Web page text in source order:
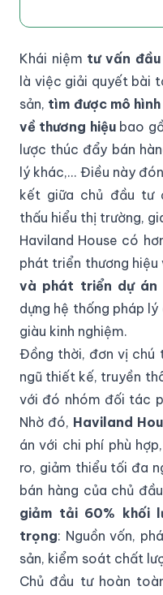
Khái niệm tư vấn
là việc giải quyết bài
sản, tìm được mô
về thương hiệubao
lược thúc đẩy bán
lý khác,... Điều này
kết giữa chủ đầu tư
thấu hiểu thị trường,
Haviland House có
phát triển thương hiệu
và phát triển dự án
dựng hệ thống pháp
giàu kinh nghiệm.
Đồng thời, đơn vị chú
ngũ thiết kế, truyền
với đó nhóm đối tác
Nhờ đó, Haviland
án với chi phí phù
ro, giảm thiểu tối đa
bán hàng của chủ
giảm tải 60% khối
trọng: Nguồn vốn,
sản, kiểm soát chất
Chủ đầu tư hoàn